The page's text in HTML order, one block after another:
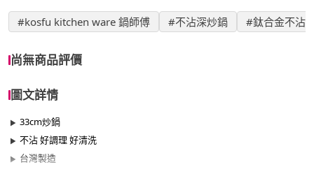
#kosfu kitchen ware 鍋師傅 #不沾深炒鍋 #鈦合金不沾
尚無商品評價
圖文詳情
33cm炒鍋
不沾 好調理 好清洗
台灣製造